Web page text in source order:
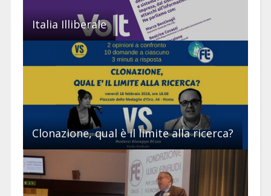
Italia Illiberale
Clonazione, qual è il limite alla ricerca?